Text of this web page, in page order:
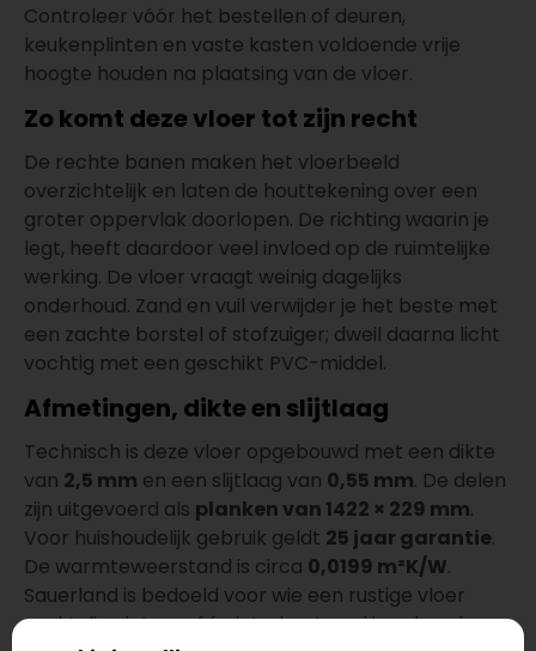
Controleer vóór het bestellen of deuren,
keukenplinten en vaste kasten voldoende vrije
hoogte houden na plaatsing van de vloer.
Zo komt deze vloer tot zijn recht
De rechte banen maken het vloerbeeld
overzichtelijk en laten de houttekening over een
groter oppervlak doorlopen. De richting waarin je
legt, heeft daardoor veel invloed op de ruimtelijke
werking. De vloer vraagt weinig dagelijks
onderhoud. Zand en vuil verwijder je het beste met
een zachte borstel of stofzuiger; dweil daarna licht
vochtig met een geschikt PVC-middel.
Afmetingen, dikte en slijtlaag
Technisch is deze vloer opgebouwd met een dikte
van 2,5 mm en een slijtlaag van 0,55 mm. De delen
zijn uitgevoerd als planken van 1422 × 229 mm.
Voor huishoudelijk gebruik geldt 25 jaar garantie.
De warmteweerstand is circa 0,0199 m²K/W.
Sauerland is bedoeld voor wie een rustige vloer
zoekt die niet aan één interieurtrend is gebonden.